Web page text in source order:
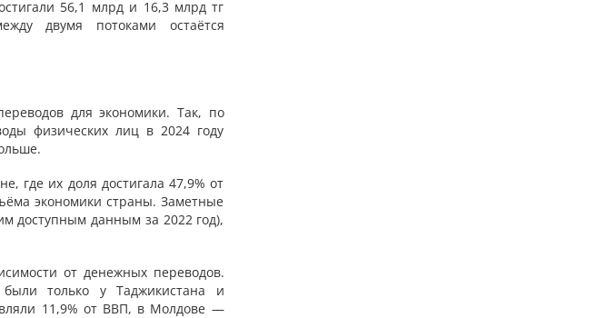
56,1 млрд и 16,3 млрд тг
двумя потоками остаётся
для экономики. Так, по
физических лиц в 2024 году
где их доля достигала 47,9% от
экономики страны. Заметные
доступным данным за 2022 год),
от денежных переводов.
были только у Таджикистана и
11,9% от ВВП, в Молдове —